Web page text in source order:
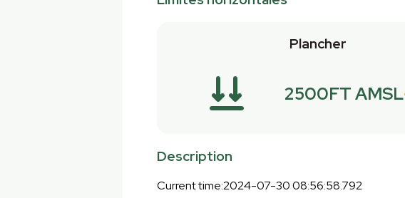
Plancher
2500FT AMSL
Description
Current time:2024-07-30 08:56:58.792